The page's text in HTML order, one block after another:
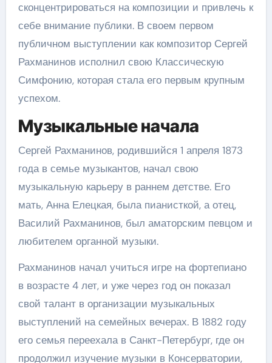
сконцентрироваться на композиции и привлечь к
себе внимание публики. В своем первом
публичном выступлении как композитор Сергей
Рахманинов исполнил свою Классическую
Симфонию, которая стала его первым крупным
успехом.
Музыкальные начала
Сергей Рахманинов, родившийся 1 апреля 1873
года в семье музыкантов, начал свою
музыкальную карьеру в раннем детстве. Его
мать, Анна Елецкая, была пианисткой, а отец,
Василий Рахманинов, был аматорским певцом и
любителем органной музыки.
Рахманинов начал учиться игре на фортепиано
в возрасте 4 лет, и уже через год он показал
свой талант в организации музыкальных
выступлений на семейных вечерах. В 1882 году
его семья переехала в Санкт-Петербург, где он
продолжил изучение музыки в Консерватории,